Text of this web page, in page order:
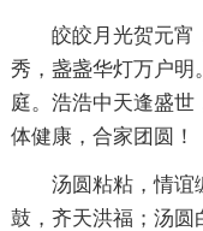
皎皎月光贺元宵
秀，盏盏华灯万户明
庭。浩浩中天逢盛世
体健康，合家团圆！
汤圆粘粘，情谊
鼓，齐天洪福；汤圆